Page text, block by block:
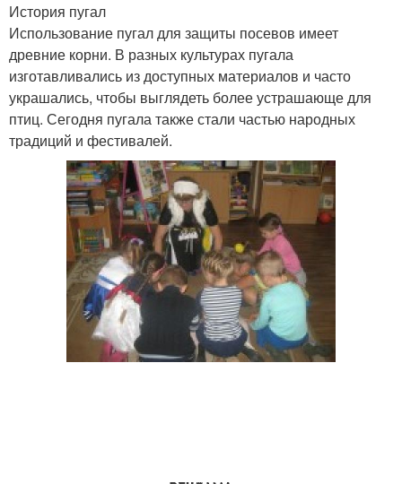
История пугал
Использование пугал для защиты посевов имеет
древние корни. В разных культурах пугала
изготавливались из доступных материалов и часто
украшались, чтобы выглядеть более устрашающе для
птиц. Сегодня пугала также стали частью народных
традиций и фестивалей.